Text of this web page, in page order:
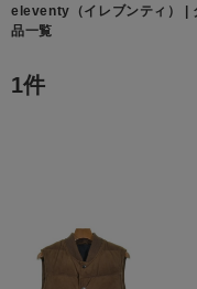
eleventy （イレブンティ）
|
品一覧
1件